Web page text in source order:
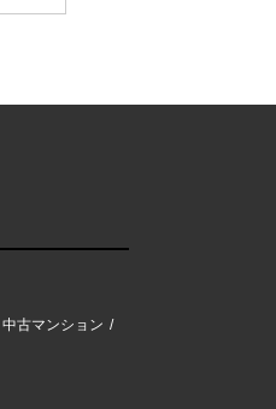
中古マンション